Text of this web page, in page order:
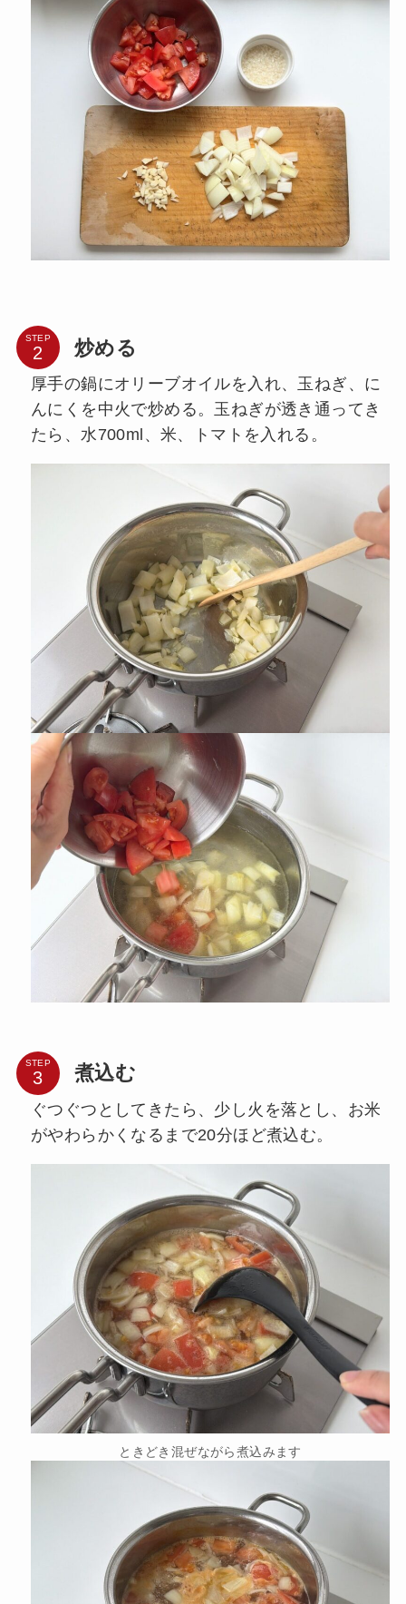
STEP 炒める
厚手の鍋にオリーブオイルを入れ、玉ねぎ、に
んにくを中火で炒める。玉ねぎが透き通ってき
たら、水700ml、米、トマトを入れる。
STEP 煮込む
ぐつぐつとしてきたら、少し火を落とし、お米
がやわらかくなるまで20分ほど煮込む。
ときどき混ぜながら煮込みます